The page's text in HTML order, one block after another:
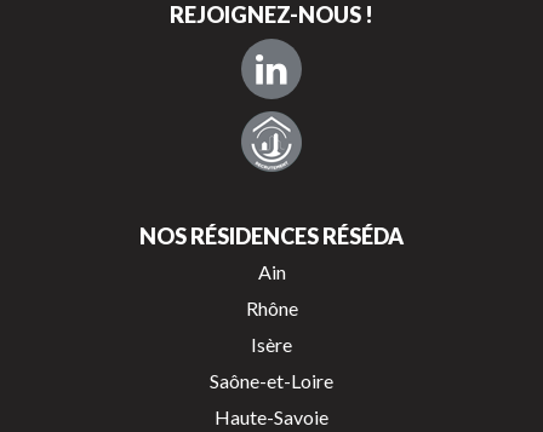
REJOIGNEZ-NOUS !
NOS RÉSIDENCES RÉSÉDA
Ain
Rhône
Isère
Saône-et-Loire
Haute-Savoie